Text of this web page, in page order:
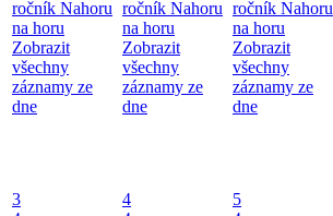
ročník Nahoru
na horu
Zobrazit
všechny
záznamy ze
dne
ročník Nahoru
na horu
Zobrazit
všechny
záznamy ze
dne
ročník Nahoru
na horu
Zobrazit
všechny
záznamy ze
dne
3
4
5